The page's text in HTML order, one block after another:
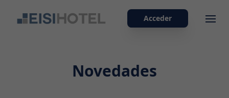
Acceder
Novedades